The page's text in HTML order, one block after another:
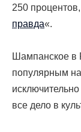
250
правда«.
Шампанское в
популярным
все дело в